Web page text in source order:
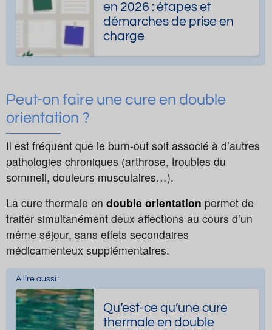
en 2026 : étapes et
démarches de prise en
charge
Peut-on faire une cure en double
orientation ?
Il est fréquent que le burn-out soit associé à d’autres
pathologies chroniques (arthrose, troubles du
sommeil, douleurs musculaires…).
La cure thermale en double orientation permet de
traiter simultanément deux affections au cours d’un
même séjour, sans effets secondaires
médicamenteux supplémentaires.
A lire aussi :
Qu’est-ce qu’une cure
thermale en double